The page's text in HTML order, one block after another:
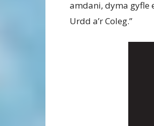
amdani, dyma gyfle
Urdd a’r Coleg.”